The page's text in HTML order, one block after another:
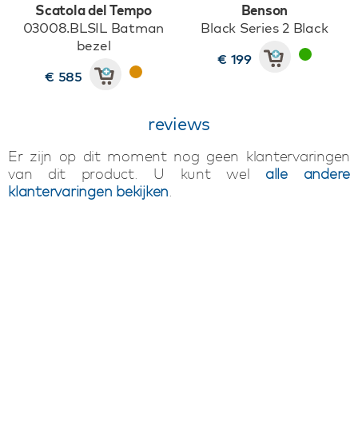
Scatola del Tempo
03008.BLSIL Batman
bezel
€ 585
Benson
Black Series 2 Black
€ 199
reviews
Er zijn op dit moment nog geen klantervaringen
van dit product. U kunt wel alle andere
klantervaringen bekijken.